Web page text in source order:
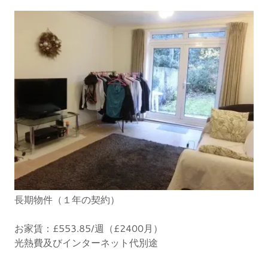
長期物件（１年の契約）
お家賃：£553.85/週（£2400月）
光熱費及びインターネット代別途